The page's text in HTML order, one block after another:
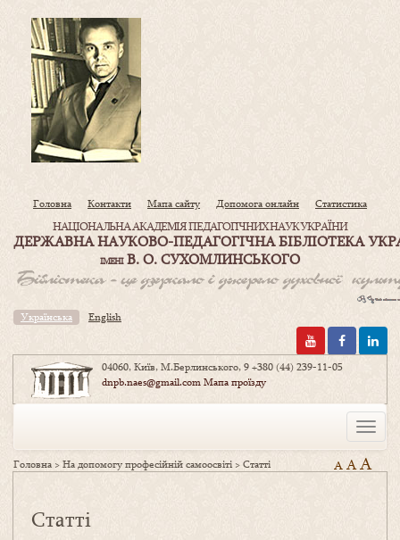
Головна Контакти Мапа сайту Допомога онлайн Статистика
НАЦІОНАЛЬНА АКАДЕМІЯ ПЕДАГОГІЧНИХ НАУК УКРАЇНИ
ДЕРЖАВНА НАУКОВО-ПЕДАГОГІЧНА БІБЛІОТЕКА
ІМЕНІВ. О. СУХОМЛИНСЬКОГО
Українська English
04060, Київ, М.Берлинського, 9+380 (44) 239-11-05
dnpb.naes@gmail.comМапа проїзду
Toggle
Головна >На допомогу професійній самоосвіті>Статті A AA
Статті